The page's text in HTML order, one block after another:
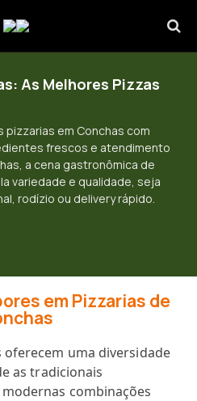
As Melhores Pizzas
pizzarias em Conchas com
frescos e atendimento
a cena gastronômica de
variedade e qualidade, seja
rodízio ou delivery rápido.
em Pizzarias de
oferecem uma diversidade
as tradicionais
combinações